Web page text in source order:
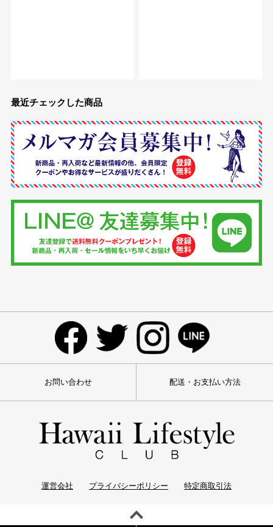
最近チェックした商品
お問い合わせ 配送・お支払い方法
運営会社 プライバシーポリシー 特定商取引法